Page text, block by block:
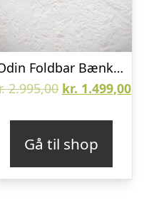
Odin Foldbar Bænkpres Bænk
2.995,00 Den
var:
kr. 2.995,00.
kr. 1.499,00
Gå til shop